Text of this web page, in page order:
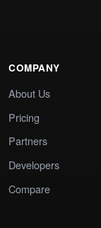
COMPANY
About Us
Pricing
Partners
Developers
Compare